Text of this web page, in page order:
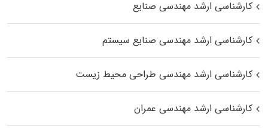
کارشناسی ارشد مهندسی صنایع
کارشناسی ارشد مهندسی صنایع سیستم
کارشناسی ارشد مهندسی طراحی محیط زیست
کارشناسی ارشد مهندسی عمران